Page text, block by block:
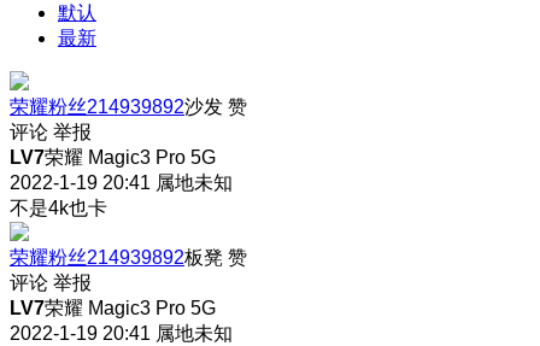
默认
最新
荣耀粉丝214939892沙发 赞
评论 举报
LV7荣耀 Magic3 Pro 5G
2022-1-19 20:41 属地未知
不是4k也卡
荣耀粉丝214939892板凳 赞
评论 举报
LV7荣耀 Magic3 Pro 5G
2022-1-19 20:41 属地未知